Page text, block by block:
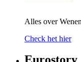
Alles over
Check het hier